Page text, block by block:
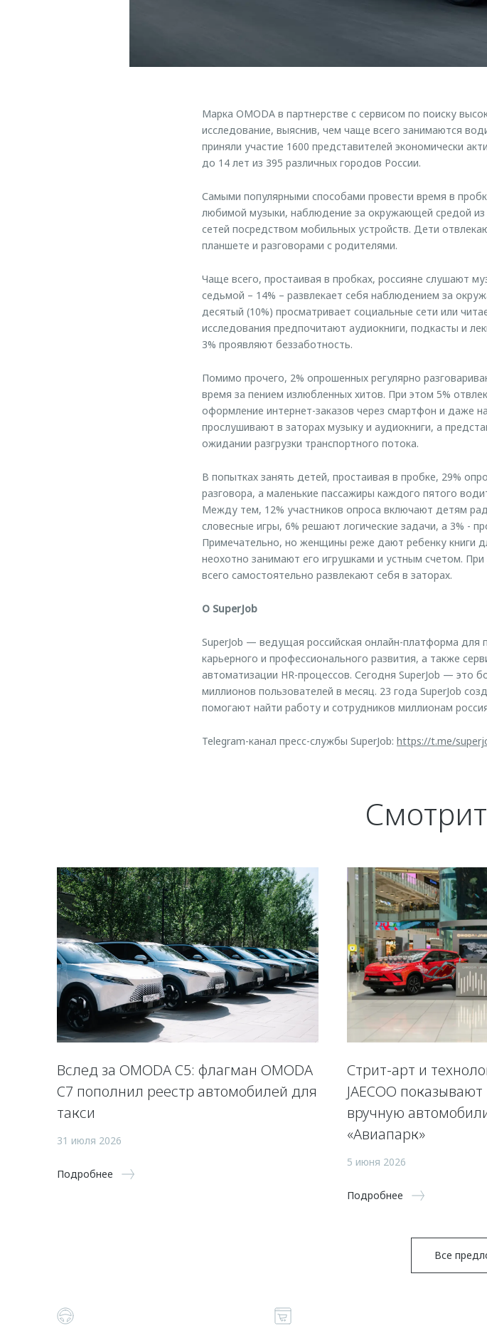
Марка OMODA в партнерстве с сервисом по поиску
исследование, выяснив, чем чаще всего занимаются
приняли участие 1600 представителей экономически
до 14 лет из 395 различных городов России.
Самыми популярными способами провести время в
любимой музыки, наблюдение за окружающей средой
сетей посредством мобильных устройств. Дети
планшете и разговорами с родителями.
Чаще всего, простаивая в пробках, россияне слушают
седьмой – 14% – развлекает себя наблюдением за
десятый (10%) просматривает социальные сети или
исследования предпочитают аудиокниги, подкасты и
3% проявляют беззаботность.
Помимо прочего, 2% опрошенных регулярно
время за пением излюбленных хитов. При этом 5%
оформление интернет-заказов через смартфон и даже
прослушивают в заторах музыку и аудиокниги, а
ожидании разгрузки транспортного потока.
В попытках занять детей, простаивая в пробке, 29%
разговора, а маленькие пассажиры каждого пятого
Между тем, 12% участников опроса включают детям
словесные игры, 6% решают логические задачи, а 3% -
Примечательно, но женщины реже дают ребенку книги
неохотно занимают его игрушками и устным счетом.
всего самостоятельно развлекают себя в заторах.
О SuperJob
SuperJob — ведущая российская онлайн-платформа для
карьерного и профессионального развития, а также
автоматизации HR-процессов. Сегодня SuperJob — это
миллионов пользователей в месяц. 23 года SuperJob
помогают найти работу и сотрудников миллионам
Telegram-канал пресс-службы SuperJob: https://t.me/
Вслед за OMODA C5: флагман OMODA
C7 пополнил реестр автомобилей для
такси
31 июля 2026
Подробнее
Стрит-арт и
JAECOO
вручную
«Авиапарк»
5 июня 2026
Подробнее
Все